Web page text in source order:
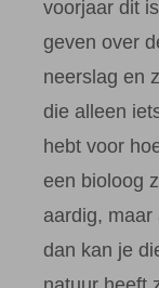
voorjaar dit
geven over
neerslag en
die alleen
hebt voor
een bioloog
aardig, maar
dan kan je